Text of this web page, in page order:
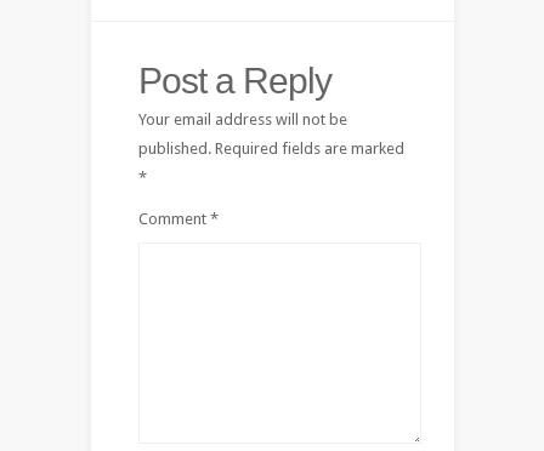
Post a Reply
Your email address will not be
published. Required fields are marked
*
Comment *